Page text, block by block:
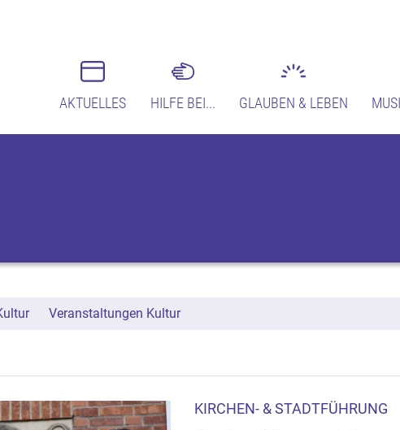
AKTUELLES HILFE BEI... GLAUBEN & LEBEN
Veranstaltungen Kultur
KIRCHEN- & STADTFÜHRUNG